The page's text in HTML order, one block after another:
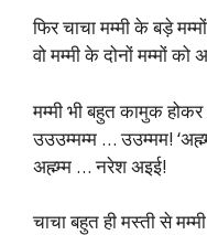
फिर चाचा मम्मी के बड़े
वो मम्मी के दोनों मम्मों
मम्मी भी बहुत कामुक
उउउम्मम्म … उउम्मम!
अह्म्म्म … नरेश अइई!
चाचा बहुत ही मस्ती से